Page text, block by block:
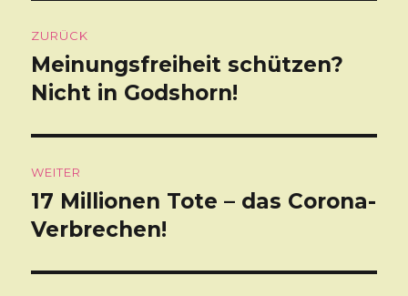
ZURÜCK
Vorheriger
Beitrag:
Meinungsfreiheit schützen?
Nicht in Godshorn!
WEITER
Nächster
Beitrag:
17 Millionen Tote – das Corona-
Verbrechen!